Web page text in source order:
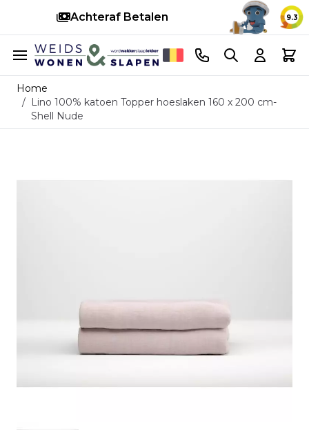
Achteraf Betalen 9.3
Ga naar de inhoud
Telefoonnummer
Search Cart
Home
/ Lino 100% katoen Topper hoeslaken 160 x 200 cm-
Shell Nude